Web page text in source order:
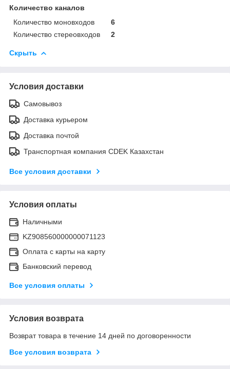
Количество каналов
Количество моновходов
6
Количество стереовходов
2
Скрыть
Условия доставки
Самовывоз
Доставка курьером
Доставка почтой
Транспортная компания CDEK Казахстан
Все условия доставки
Условия оплаты
Наличными
KZ908560000000071123
Оплата с карты на карту
Банковский перевод
Все условия оплаты
Условия возврата
Возврат товара в течение 14 дней по договоренности
Все условия возврата